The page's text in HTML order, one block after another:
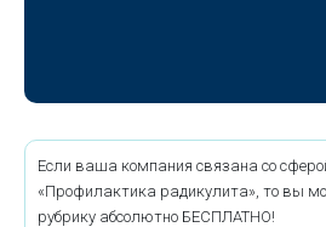
Если ваша компания связана со
«Профилактика радикулита», то вы
рубрику абсолютно БЕСПЛАТНО!